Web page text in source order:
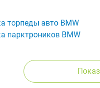
торпеды авто BMW
парктроников BMW